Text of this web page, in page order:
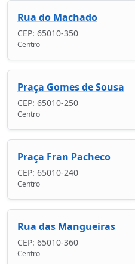
Rua do Machado
CEP: 65010-350
Centro
Praça Gomes de Sousa
CEP: 65010-250
Centro
Praça Fran Pacheco
CEP: 65010-240
Centro
Rua das Mangueiras
CEP: 65010-360
Centro